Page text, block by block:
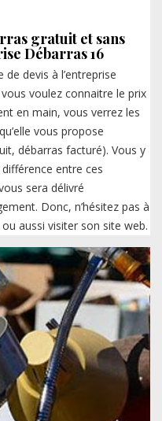
gratuit et sans
Débarras 16
devis à l’entreprise
voulez connaitre le prix
en main, vous verrez les
vous propose
débarras facturé). Vous y
entre ces
sera délivré
Donc, n’hésitez pas à
aussi visiter son site web.